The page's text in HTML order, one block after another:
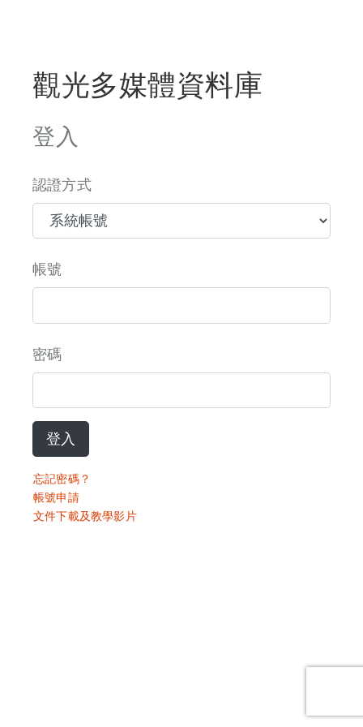
觀光多媒體資料庫
登入
認證方式
帳號
密碼
登入
忘記密碼？
帳號申請
文件下載及教學影片